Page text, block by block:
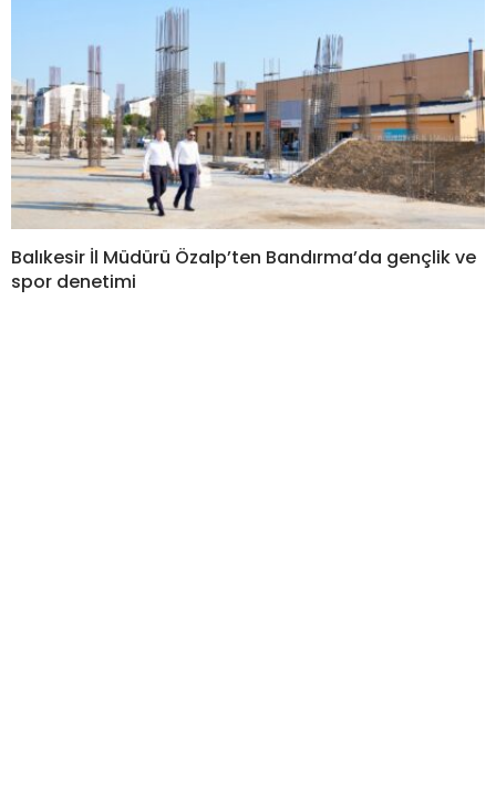
Balıkesir İl Müdürü Özalp’ten Bandırma’da gençlik ve
spor denetimi